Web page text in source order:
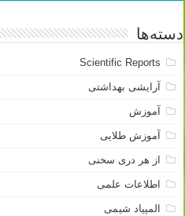
دسته‌ها
Scientific Reports
آرایشی بهداشتی
آموزش
آموزش طلایی
از هر دری سخنی
اطلاعات علمی
المپیاد شیمی